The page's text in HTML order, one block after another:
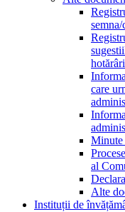
care
Minute
al
Alte
Instituții de